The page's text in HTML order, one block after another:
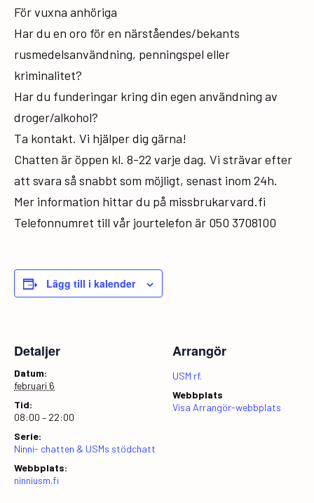
För vuxna anhöriga
Har du en oro för en närståendes/bekants
rusmedelsanvändning, penningspel eller
kriminalitet?
Har du funderingar kring din egen användning av
droger/alkohol?
Ta kontakt. Vi hjälper dig gärna!
Chatten är öppen kl. 8-22 varje dag. Vi strävar efter
att svara så snabbt som möjligt, senast inom 24h.
Mer information hittar du på missbrukarvard.fi
Telefonnumret till vår jourtelefon är 050 3708100
Lägg till i kalender
Detaljer
Datum:
februari 6
Tid:
08:00 – 22:00
Serie:
Ninni- chatten & USMs stödchatt
Webbplats:
ninniusm.fi
Arrangör
USM rf.
Webbplats
Visa Arrangör-webbplats